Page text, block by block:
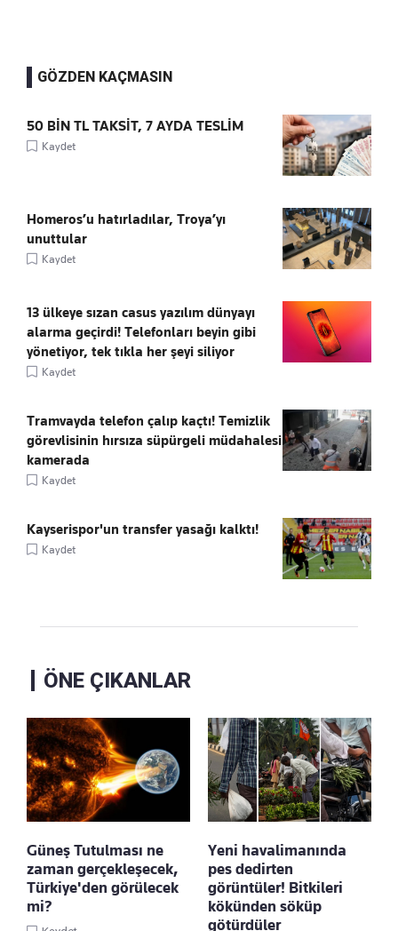
GÖZDEN KAÇMASIN
50 BİN TL TAKSİT, 7 AYDA TESLİM
Kaydet
Homeros’u hatırladılar, Troya’yı
unuttular
Kaydet
13 ülkeye sızan casus yazılım dünyayı
alarma geçirdi! Telefonları beyin gibi
yönetiyor, tek tıkla her şeyi siliyor
Kaydet
Tramvayda telefon çalıp kaçtı! Temizlik
görevlisinin hırsıza süpürgeli müdahalesi
kamerada
Kaydet
Kayserispor'un transfer yasağı kalktı!
Kaydet
ÖNE ÇIKANLAR
Güneş Tutulması ne
zaman gerçekleşecek,
Türkiye'den görülecek
mi?
Yeni havalimanında
pes dedirten
görüntüler! Bitkileri
kökünden söküp
götürdüler